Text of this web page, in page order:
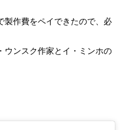
5.6%
7.7%
5.9%
製作費をペイできたので、必
ウンスク作家とイ・ミンホの